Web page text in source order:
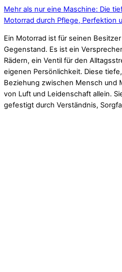
Mehr als nur eine Maschine: Die
Motorrad durch Pflege, Perfektion
Ein Motorrad ist für seinen
Gegenstand. Es ist ein
Rädern, ein Ventil für den
eigenen Persönlichkeit. Diese
Beziehung zwischen Mensch und
von Luft und Leidenschaft allein.
gefestigt durch Verständnis,